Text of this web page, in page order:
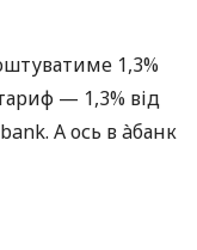
1,3%
— 1,3% від
А ось в àбанк